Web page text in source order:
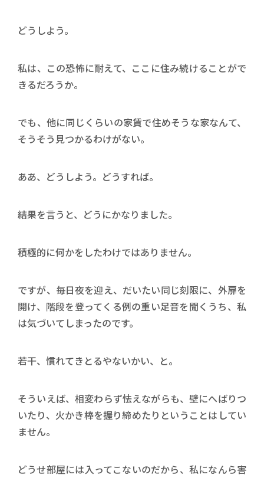
どうしよう。
私は、この恐怖に耐えて、ここに住み続けることがで
きるだろうか。
でも、他に同じくらいの家賃で住めそうな家なんて、
そうそう見つかるわけがない。
ああ、どうしよう。どうすれば。
結果を言うと、どうにかなりました。
積極的に何かをしたわけではありません。
ですが、毎日夜を迎え、だいたい同じ刻限に、外扉を
開け、階段を登ってくる例の重い足音を聞くうち、私
は気づいてしまったのです。
若干、慣れてきとるやないかい、と。
そういえば、相変わらず怯えながらも、壁にへばりつ
いたり、火かき棒を握り締めたりということはしてい
ません。
どうせ部屋には入ってこないのだから、私になんら害